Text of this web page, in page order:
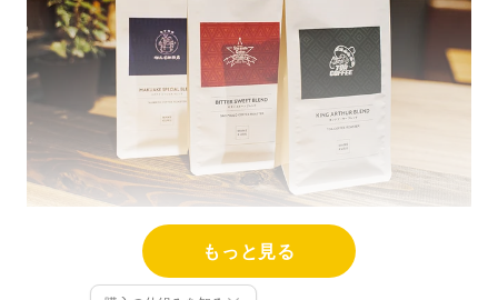
昨今のサードウェーブと言われるスペシャル
もっと見る